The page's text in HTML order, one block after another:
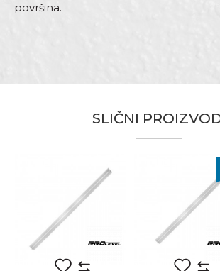
površina.
Dimenzija
2,5m
Aluminijum
Fasaderi, Gipsari,
Monteri, Parketari,
SLIČNI